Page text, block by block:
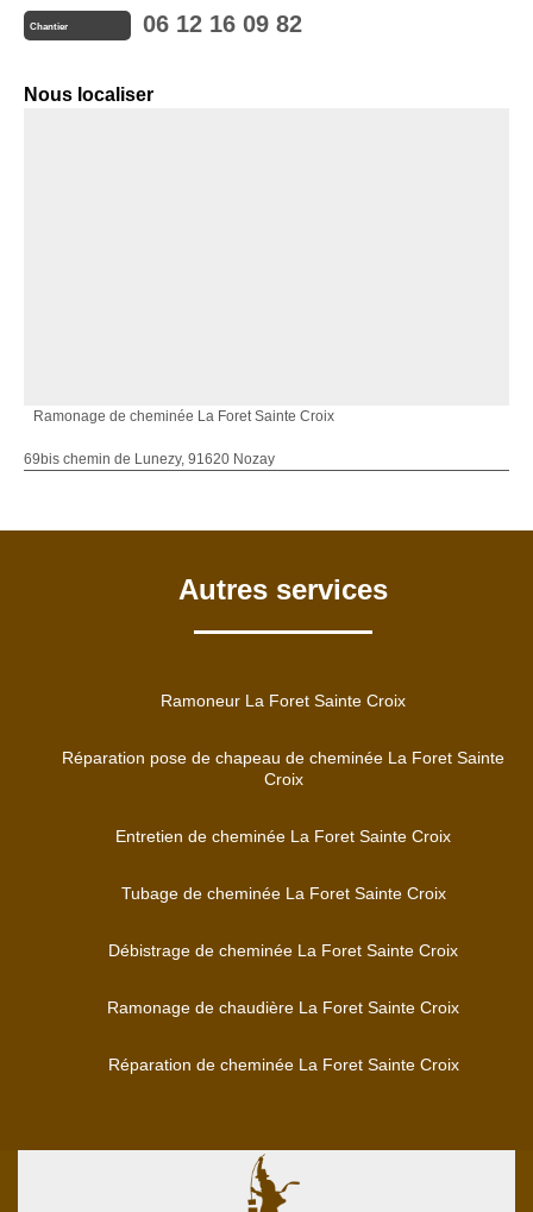
Chantier 06 12 16 09 82
Nous localiser
Ramonage de cheminée La Foret Sainte Croix
69bis chemin de Lunezy, 91620 Nozay
Autres services
Ramoneur La Foret Sainte Croix
Réparation pose de chapeau de cheminée La Foret Sainte
Croix
Entretien de cheminée La Foret Sainte Croix
Tubage de cheminée La Foret Sainte Croix
Débistrage de cheminée La Foret Sainte Croix
Ramonage de chaudière La Foret Sainte Croix
Réparation de cheminée La Foret Sainte Croix